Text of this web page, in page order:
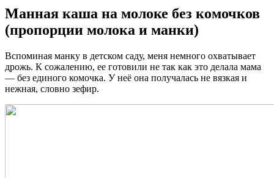
Манная каша на молоке без комочков
(пропорции молока и манки)
Вспоминая манку в детском саду, меня немного охватывает
дрожь. К сожалению, ее готовили не так как это делала мама
— без единого комочка. У неё она получалась не вязкая и
нежная, словно зефир.